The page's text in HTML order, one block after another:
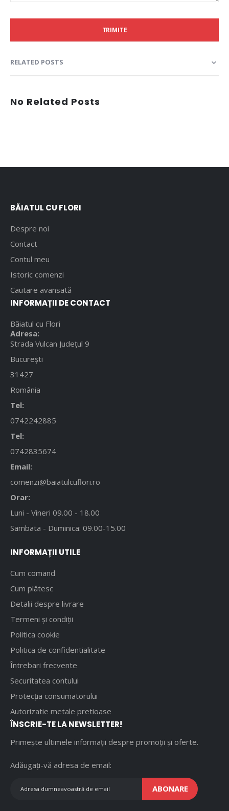
TRIMITE
RELATED POSTS
No Related Posts
BĂIATUL CU FLORI
Despre noi
Contact
Contul meu
Istoric comenzi
Cautare avansată
INFORMAȚII DE CONTACT
Băiatul cu Flori
Adresa:
Strada Vulcan Județul 9
București
31427
România
Tel:
0742242885
Tel:
0742835674
Email:
comenzi@baiatulcuflori.ro
Orar:
Luni - Vineri 09.00 - 18.00
Sambata - Duminica: 09.00-15.00
INFORMAȚII UTILE
Cum comand
Cum plătesc
Detalii despre livrare
Termeni și condiții
Politica cookie
Politica de confidentialitate
Întrebari frecvente
Securitatea contului
Protecția consumatorului
Autorizatie metale pretioase
ÎNSCRIE-TE LA NEWSLETTER!
Primește ultimele informații despre promoții și oferte.
Adăugați-vă adresa de email:
ABONARE